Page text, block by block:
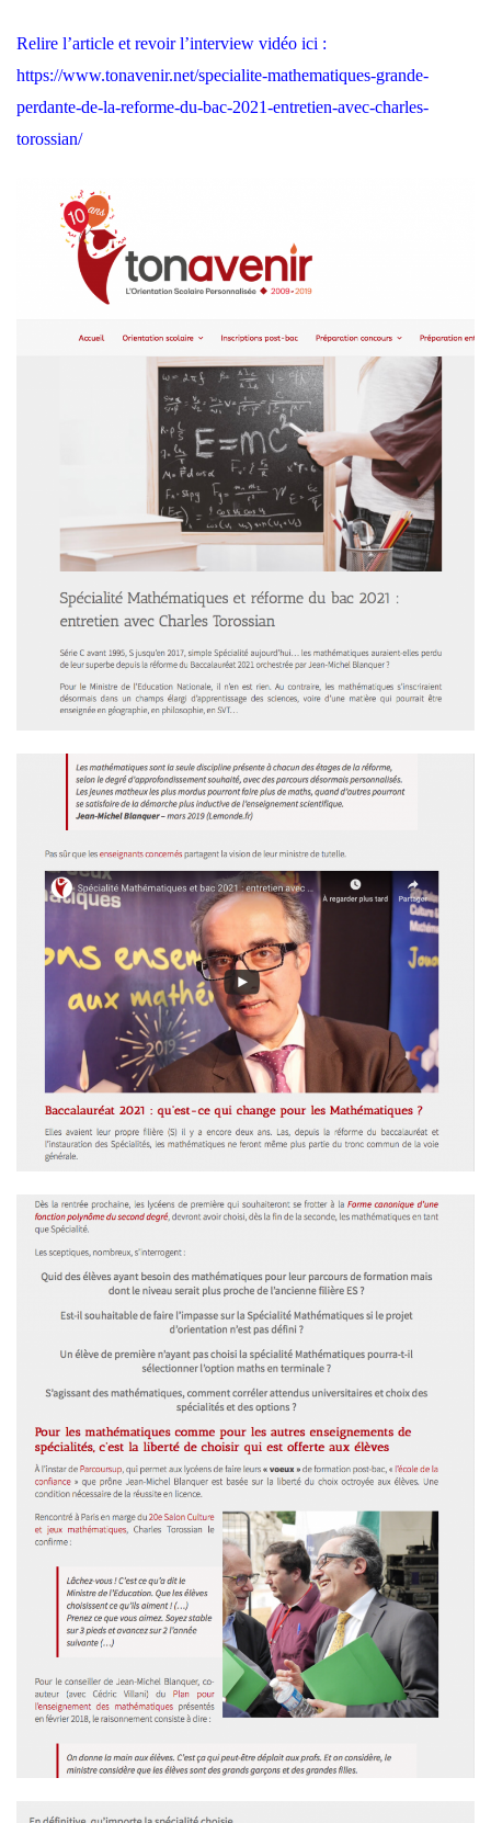
Relire l’article et revoir l’interview vidéo ici :
https://www.tonavenir.net/specialite-mathematiques-grande-
perdante-de-la-reforme-du-bac-2021-entretien-avec-charles-
torossian/